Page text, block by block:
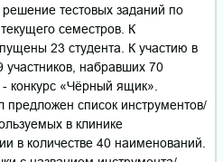
тестовых заданий по
семестров. К
23 студента. К участию в
набравших 70
конкурс «Чёрный ящик».
список инструментов/
в клинике
в количестве 40 наименований.